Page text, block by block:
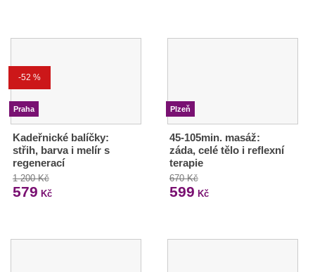
-52 %
Praha
Kadeřnické balíčky:
střih, barva i melír s
regenerací
1 200 Kč
579 Kč
Plzeň
45-105min. masáž:
záda, celé tělo i reflexní
terapie
670 Kč
599 Kč